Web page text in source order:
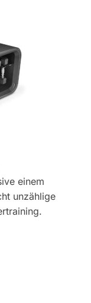
einem
unzählige